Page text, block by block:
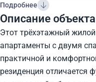
Подробнее
Описание объекта
Этот трёхэтажный
апартаменты с двумя
практичной и
резиденция отличается